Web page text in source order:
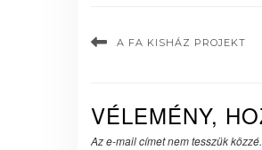
A FA KISHÁZ PROJEKT
VÉLEMÉNY,
Az e-mail címet nem tesszük közzé.